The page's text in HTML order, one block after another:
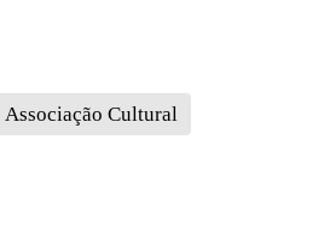
Associação Cultural